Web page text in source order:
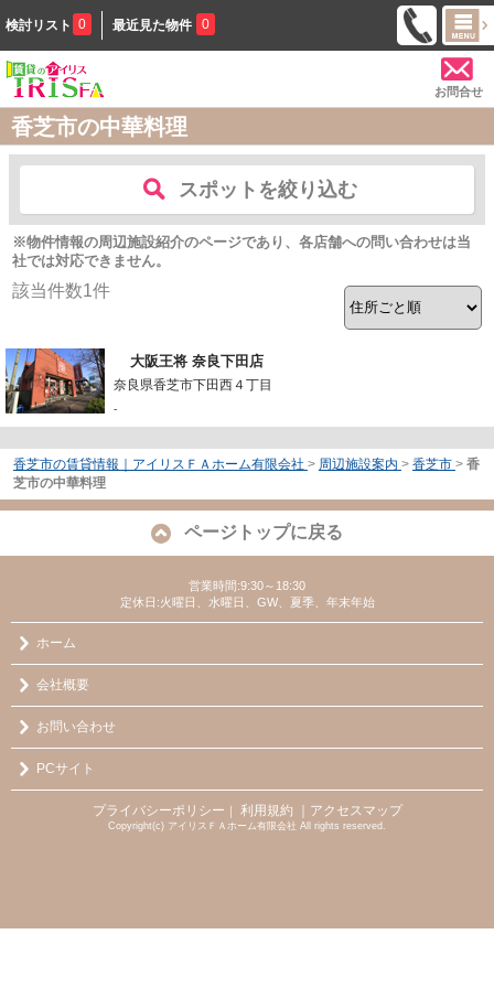
検討リスト 0 最近見た物件 0
お問合せ
香芝市の中華料理
スポットを絞り込む
※物件情報の周辺施設紹介のページであり、各店舗への問い合わせは当
社では対応できません。
該当件数1件
大阪王将 奈良下田店
奈良県香芝市下田西４丁目
-
香芝市の賃貸情報｜アイリスＦＡホーム有限会社 > 周辺施設案内 > 香芝市 > 香
芝市の中華料理
ページトップに戻る
営業時間:9:30～18:30
定休日:火曜日、水曜日、GW、夏季、年末年始
ホーム
会社概要
お問い合わせ
PCサイト
プライバシーポリシー ｜ 利用規約 ｜アクセスマップ
Copyright(c) アイリスＦＡホーム有限会社 All rights reserved.